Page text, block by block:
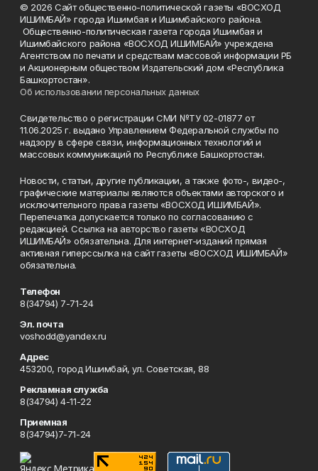
© 2026 Сайт общественно-политической газеты «ВОСХОД
ИШИМБАЙ» города Ишимбая и Ишимбайского района.
Общественно-политическая газета города Ишимбая и
Ишимбайского района «ВОСХОД ИШИМБАЙ» учреждена
Агентством по печати и средствам массовой информации РБ
и Акционерным обществом Издательский дом «Республика
Башкортостан».
Об использовании персональных данных
Свидетельство о регистрации СМИ №ТУ 02-01877 от
11.06.2025 г. выдано Управлением Федеральной службы по
надзору в сфере связи, информационных технологий и
массовых коммуникаций по Республике Башкортостан.
Новости, статьи, другие публикации, а также фото-, видео-,
графические материалы являются объектами авторского и
исключительного права газеты «ВОСХОД ИШИМБАЙ».
Перепечатка допускается только по согласованию с
редакцией. Ссылка на авторство газеты «ВОСХОД
ИШИМБАЙ» обязательна. Для интернет-изданий прямая
активная гиперссылка на сайт газеты «ВОСХОД ИШИМБАЙ»
обязательна.
Телефон
8(34794) 7-71-24
Эл. почта
voshodd@yandex.ru
Адрес
453200, город Ишимбай, ул. Советская, 88
Рекламная служба
8(34794) 4-11-22
Приемная
8(34794)7-71-24